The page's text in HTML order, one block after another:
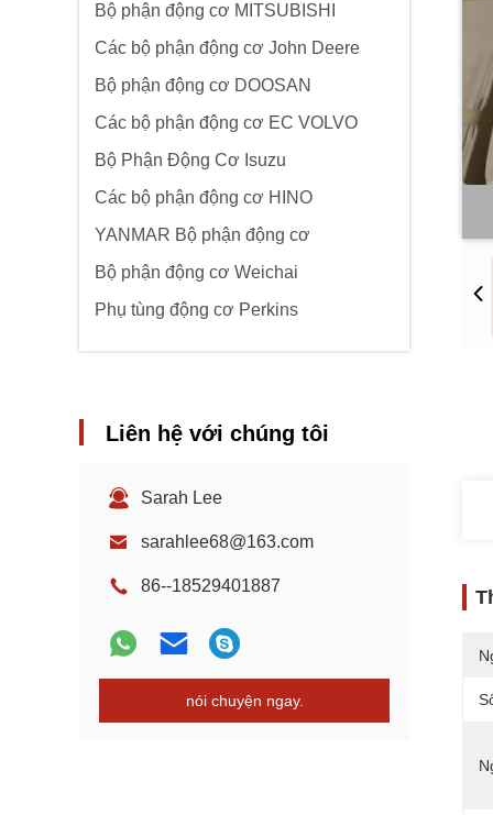
Bộ phận động cơ MITSUBISHI
Các bộ phận động cơ John Deere
Bộ phận động cơ DOOSAN
Các bộ phận động cơ EC VOLVO
Bộ Phận Động Cơ Isuzu
Các bộ phận động cơ HINO
YANMAR Bộ phận động cơ
Bộ phận động cơ Weichai
Phụ tùng động cơ Perkins
Liên hệ với chúng tôi
Sarah Lee
sarahlee68@163.com
86--18529401887
nói chuyện ngay.